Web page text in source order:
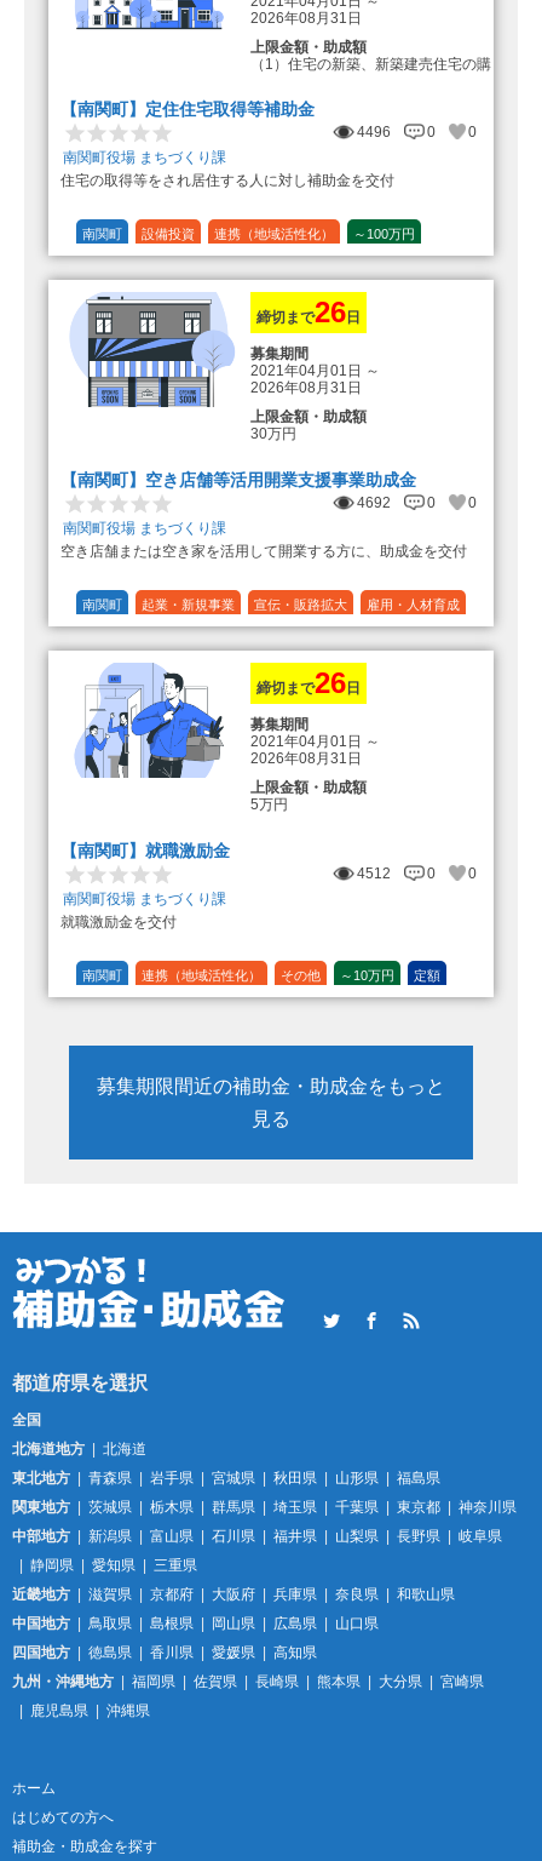
2026年08月31日
上限金額・助成額
（1）住宅の新築、新築建売住宅の購
登録事業者利用の場合25万円加
算（50万円＋25万円加算＝75万円）
算（25万円＋25万円加算＝50万円）
（3）住宅リフォーム 経費の20％
の額（限度額50万円）
（最大で50万円＋25万円加算＝75万
【南関町】定住住宅取得等補助金
4496 0
0
南関町役場 まちづくり課
住宅の取得等をされ居住する人に対し補助金を交付
南関町 設備投資 連携（地域活性化） ～100万円
締切まで26 日
募集期間
2021年04月01日 ～
2026年08月31日
上限金額・助成額
30万円
【南関町】空き店舗等活用開業支援事業助成金
4692 0
0
南関町役場 まちづくり課
空き店舗または空き家を活用して開業する方に、助成金を交付
南関町 起業・新規事業 宣伝・販路拡大 雇用・人材育成
1/3 (33%)
締切まで26 日
募集期間
2021年04月01日 ～
2026年08月31日
上限金額・助成額
5万円
【南関町】就職激励金
4512 0
0
南関町役場 まちづくり課
就職激励金を交付
南関町 連携（地域活性化） その他 ～10万円 定額
募集期限間近の補助金・助成金をもっと
見る
TwitterFacebookRSS
全国
北海道地方
北海道
東北地方
青森県 岩手県 宮城県 秋田県 山形県
福島県
関東地方
茨城県 栃木県 群馬県 埼玉県 千葉県 東京都
神奈川県
中部地方
新潟県 富山県 石川県 福井県 山梨県 長野県
岐阜県
静岡県
愛知県
三重県
近畿地方
滋賀県 京都府 大阪府 兵庫県 奈良県
和歌山県
中国地方
鳥取県 島根県 岡山県 広島県
山口県
四国地方
徳島県 香川県 愛媛県
高知県
九州・沖縄地方
福岡県 佐賀県 長崎県 熊本県 大分県
宮崎県
鹿児島県
沖縄県
ホーム
はじめての方へ
補助金・助成金を探す